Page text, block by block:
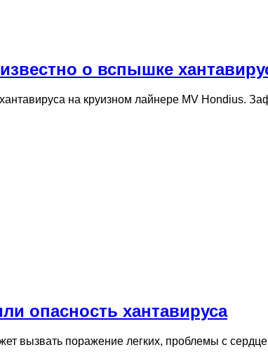
о вспышке
на круизном лайнере MV Hondius.
опасность хантавируса
вызвать поражение легких, проблемы с